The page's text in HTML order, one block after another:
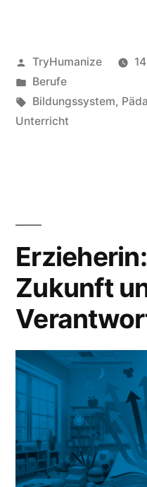
Herausforderung
im
Bildungswesen“
Veröffentlicht
von
TryHumanize
Veröffentlicht
unter
Berufe
Schlagwörter:
Bildungssystem,
Unterricht
Zukunft